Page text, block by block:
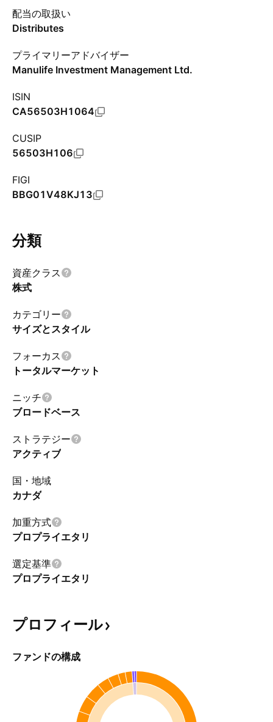
配当の取扱い
Distributes
プライマリーアドバイザー
Manulife Investment Management Ltd.
ISIN
CA56503H1064
CUSIP
56503H106
FIGI
BBG01V48KJ13
分類
資産クラス
株式
カテゴリー
サイズとスタイル
フォーカス
トータルマーケット
ニッチ
ブロードベース
ストラテジー
アクティブ
国・地域
カナダ
加重方式
プロプライエタリ
選定基準
プロプライエタリ
プロフィール
ファンドの構成